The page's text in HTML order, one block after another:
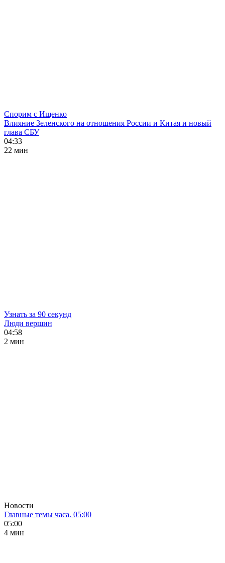
Спорим с Ищенко
Влияние Зеленского на отношения России и Китая и новый
глава СБУ
04:33
22 мин
Узнать за 90 секунд
Люди вершин
04:58
2 мин
Новости
Главные темы часа. 05:00
05:00
4 мин